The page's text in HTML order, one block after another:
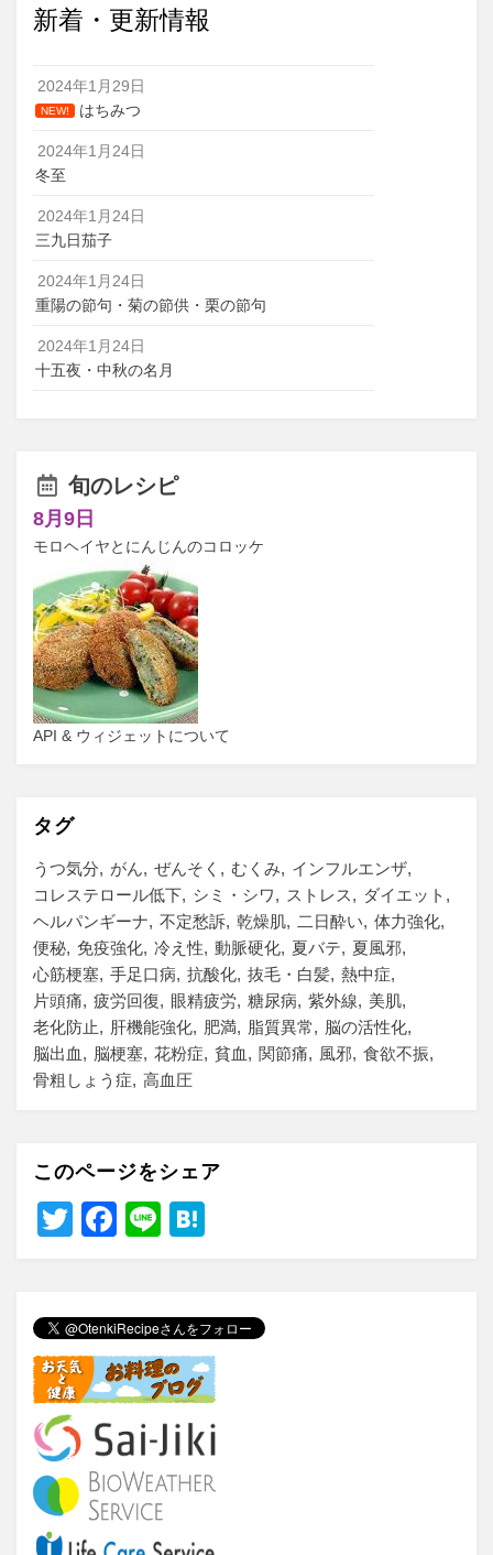
新着・更新情報
2024年1月29日
NEW! はちみつ
2024年1月24日
冬至
2024年1月24日
三九日茄子
2024年1月24日
重陽の節句・菊の節供・栗の節句
2024年1月24日
十五夜・中秋の名月
旬のレシピ
8月9日
モロヘイヤとにんじんのコロッケ
API & ウィジェットについて
タグ
うつ気分 がん ぜんそく むくみ
インフルエンザ
コレステロール低下
シミ・シワ ストレス
ダイエット
ヘルパンギーナ
不定愁訴 乾燥肌 二日酔い
体力強化
便秘 免疫強化 冷え性 動脈硬化 夏バテ
夏風邪
心筋梗塞 手足口病 抗酸化 抜毛・白髪 熱中症
片頭痛
疲労回復 眼精疲労 糖尿病 紫外線
美肌
老化防止
肝機能強化 肥満 脂質異常
脳の活性化
脳出血
脳梗塞 花粉症 貧血 関節痛 風邪 食欲不振
骨粗しょう症
高血圧
このページをシェア
T
er
F
e
b
o
o
k
Li
n
a